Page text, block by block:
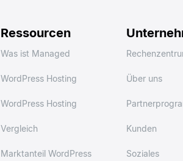
Ressourcen
Was ist Managed
WordPress Hosting
WordPress Hosting
Vergleich
Marktanteil WordPress
Über uns
Kunden
Soziales